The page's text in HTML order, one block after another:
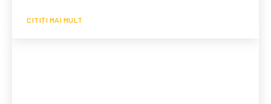
CITIȚI MAI MULT